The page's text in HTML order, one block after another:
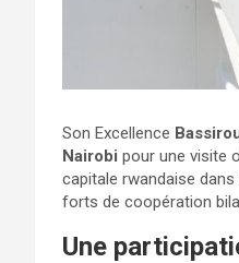
Son Excellence
Nairobi pour une visite
capitale rwandaise dans
forts de coopération
Une